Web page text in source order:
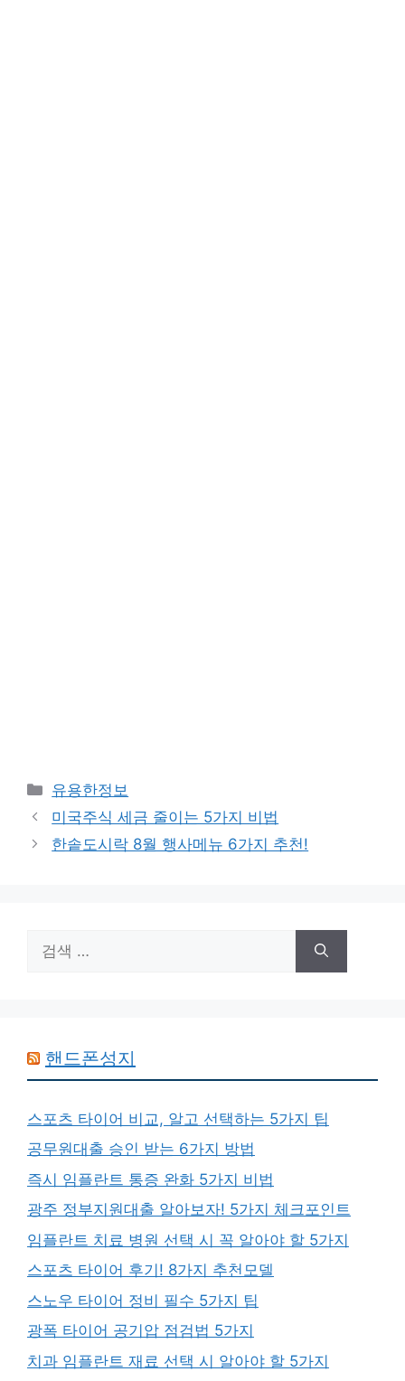
카
테
고
리
유용한정보
미국주식 세금 줄이는 5가지 비법
한솥도시락 8월 행사메뉴 6가지 추천!
색:
핸드폰성지
스포츠 타이어 비교, 알고 선택하는 5가지 팁
공무원대출 승인 받는 6가지 방법
즉시 임플란트 통증 완화 5가지 비법
광주 정부지원대출 알아보자! 5가지 체크포인트
임플란트 치료 병원 선택 시 꼭 알아야 할 5가지
스포츠 타이어 후기! 8가지 추천모델
스노우 타이어 정비 필수 5가지 팁
광폭 타이어 공기압 점검법 5가지
치과 임플란트 재료 선택 시 알아야 할 5가지